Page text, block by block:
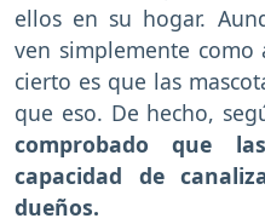
ellos en su hogar.
ven simplemente
cierto es que las
que eso. De hecho,
comprobado que
capacidad de
dueños.